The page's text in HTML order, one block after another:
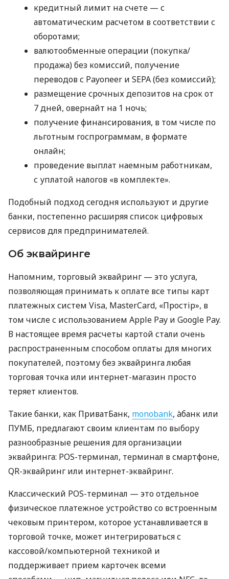
кредитный лимит на счете — с
автоматическим расчетом в соответствии с
оборотами;
валютообменные операции (покупка/
продажа) без комиссий, получение
переводов с Payoneer и SEPA (без комиссий);
размещение срочных депозитов на срок от
7 дней, овернайт на 1 ночь;
получение финансирования, в том числе по
льготным госпрограммам, в формате
онлайн;
проведение выплат наемным работникам,
с уплатой налогов «в комплекте».
Подобный подход сегодня используют и другие
банки, постепенно расширяя список цифровых
сервисов для предпринимателей.
Об эквайринге
Напомним, торговый эквайринг — это услуга,
позволяющая принимать к оплате все типы карт
платежных систем Visa, MasterCard, «Простір», в
том числе с использованием Apple Pay и Google Pay.
В настоящее время расчеты картой стали очень
распространенным способом оплаты для многих
покупателей, поэтому без эквайринга любая
торговая точка или интернет-магазин просто
теряет клиентов.
Такие банки, как ПриватБанк, monobank, àбанк или
ПУМБ, предлагают своим клиентам по выбору
разнообразные решения для организации
эквайринга: POS-терминал, терминал в смартфоне,
QR-эквайринг или интернет-эквайринг.
Классический POS-терминал — это отдельное
физическое платежное устройство со встроенным
чековым принтером, которое устанавливается в
торговой точке, может интегрироваться с
кассовой/компьютерной техникой и
поддерживает прием карточек всеми